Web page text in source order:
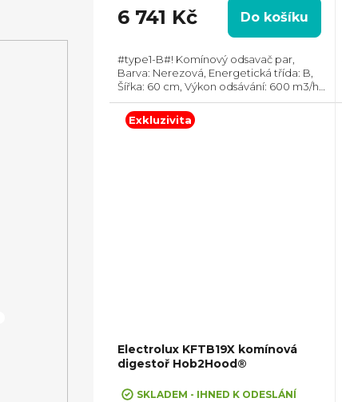
6 741 Kč Do košíku
#type1-B#! Komínový odsavač par,
Barva: Nerezová, Energetická třída: B,
Šířka: 60 cm, Výkon odsávání: 600 m3/h,
Průměr odtahu: 150 mm, Směr odtahu:
Horní, Možnost recirkulace i odtahu ven
Exkluzivita
Electrolux KFTB19X komínová
digestoř Hob2Hood®
SKLADEM - IHNED K ODESLÁNÍ